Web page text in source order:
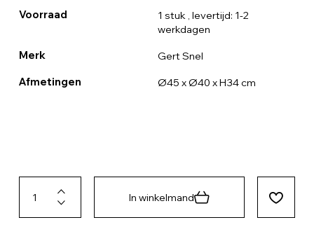
Voorraad 1 stuk , levertijd: 1-2
werkdagen
Merk Gert Snel
Afmetingen Ø45 x Ø40 x H34 cm
In winkelmand